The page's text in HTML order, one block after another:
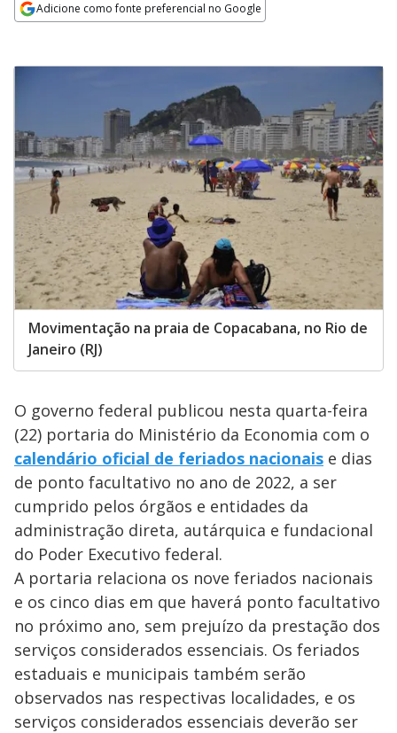
Adicione como fonte preferencial no Google
Movimentação na praia de Copacabana, no Rio de
Janeiro (RJ)
O governo federal publicou nesta quarta-feira
(22) portaria do Ministério da Economia com o
calendário oficial de feriados nacionais e dias
de ponto facultativo no ano de 2022, a ser
cumprido pelos órgãos e entidades da
administração direta, autárquica e fundacional
do Poder Executivo federal.
A portaria relaciona os nove feriados nacionais
e os cinco dias em que haverá ponto facultativo
no próximo ano, sem prejuízo da prestação dos
serviços considerados essenciais. Os feriados
estaduais e municipais também serão
observados nas respectivas localidades, e os
serviços considerados essenciais deverão ser